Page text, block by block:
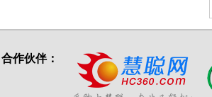
合作伙伴：